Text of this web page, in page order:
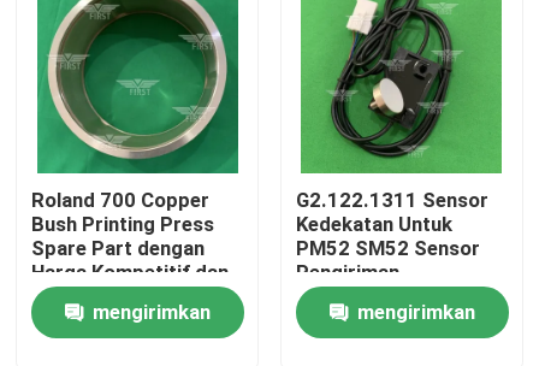
Beranda
Roland 700 Copper
Bush Printing Press
Spare Part dengan
Harga Kompetitif dan
Pengiriman Cepat
mengirimkan
G2.122.1311 Sensor
Kedekatan Untuk
PM52 SM52 Sensor
Pengiriman
Penggantian
Baja/Material Plastik
OMRON-E2Ex5ME1
mengirimkan